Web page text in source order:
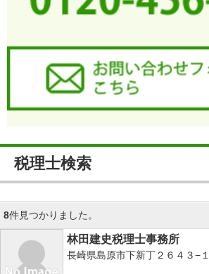
税理士検索
8件見つかりました。
林田建史税理士事務所
長崎県島原市下新丁２６４３−１